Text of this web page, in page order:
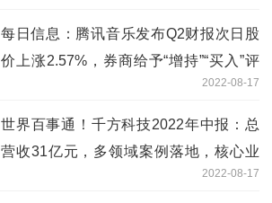
每日信息：腾讯音乐发布Q2财报次日股
价上涨2.57%，券商给予“增持”“买入”评
2022-08-17
世界百事通！千方科技2022年中报：总
营收31亿元，多领域案例落地，核心业
2022-08-17